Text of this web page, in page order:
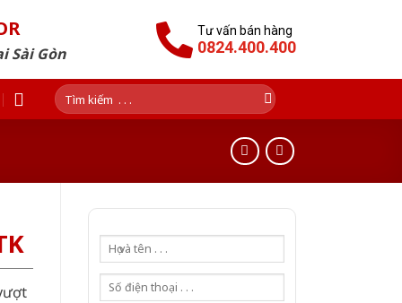
Sài Gòn
Tư vấn bán hàng
0824.400.400
Tìm
kiếm: